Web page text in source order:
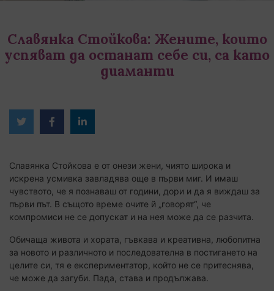
Славянка Стойкова: Жените, които
успяват да останат себе си, са като
диаманти
Twitter Facebook
in
Славянка Стойкова е от онези жени, чиято широка и
искрена усмивка завладява още в първи миг. И имаш
чувството, че я познаваш от години, дори и да я виждаш за
първи път. В същото време очите й „говорят“, че
компромиси не се допускат и на нея може да се разчита.
Обичаща живота и хората, гъвкава и креативна, любопитна
за новото и различното и последователна в постигането на
целите си, тя е експериментатор, който не се притеснява,
че може да загуби. Пада, става и продължава.